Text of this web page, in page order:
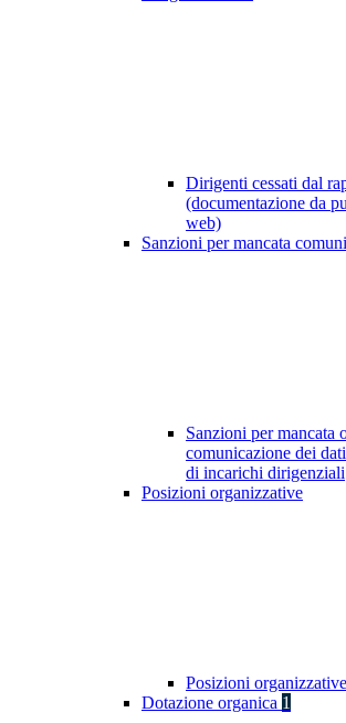
Dirigenti cessati dal
(documentazione da
web)
Sanzioni per mancata
Sanzioni per mancata
comunicazione dei
di incarichi dirigenziali
Posizioni organizzative
Posizioni organizzative
Dotazione organica 1